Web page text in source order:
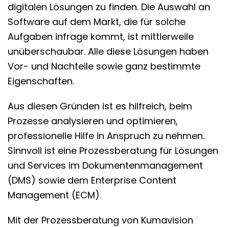
digitalen Lösungen zu finden. Die Auswahl an
Software auf dem Markt, die für solche
Aufgaben infrage kommt, ist mittlerweile
unüberschaubar. Alle diese Lösungen haben
Vor- und Nachteile sowie ganz bestimmte
Eigenschaften.
Aus diesen Gründen ist es hilfreich, beim
Prozesse analysieren und optimieren,
professionelle Hilfe in Anspruch zu nehmen.
Sinnvoll ist eine Prozessberatung für Lösungen
und Services im Dokumentenmanagement
(DMS) sowie dem Enterprise Content
Management (ECM).
Mit der Prozessberatung von Kumavision